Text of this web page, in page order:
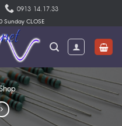
0913 14.17.33
Sunday CLOSE